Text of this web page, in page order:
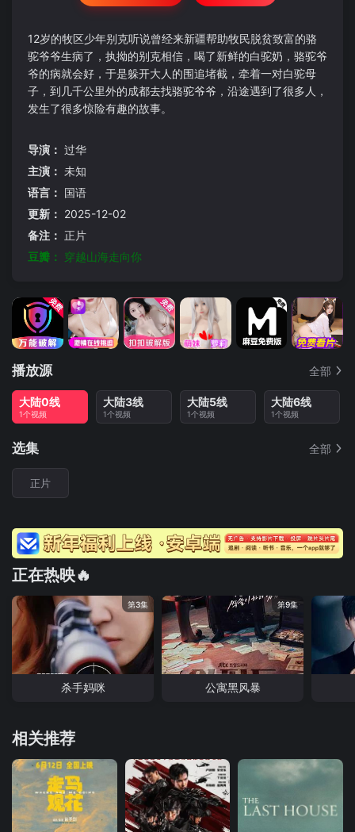
12岁的牧区少年别克听说曾经来新疆帮助牧民脱贫致富的骆
驼爷爷生病了，执拗的别克相信，喝了新鲜的白驼奶，骆驼爷
爷的病就会好，于是躲开大人的围追堵截，牵着一对白驼母
子，到几千公里外的成都去找骆驼爷爷，沿途遇到了很多人，
发生了很多惊险有趣的故事。
导演： 过华
主演： 未知
语言： 国语
更新： 2025-12-02
备注： 正片
豆瓣： 穿越山海走向你
播放源 全部
大陆0线
1个视频
大陆3线
1个视频
大陆5线
1个视频
大陆6线
1个视频
选集 全部
正片
正在热映🔥
第3集
杀手妈咪
第9集
公寓黑风暴
相关推荐